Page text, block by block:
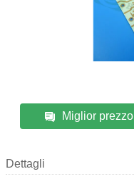
Miglior prezzo
Dettagli